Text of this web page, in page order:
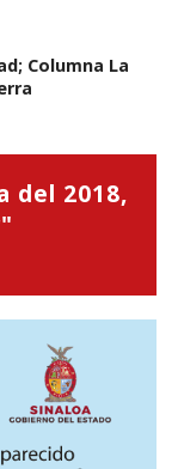
Columna La
del 2018,